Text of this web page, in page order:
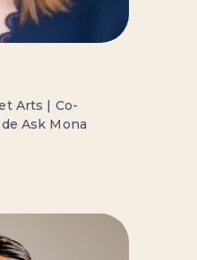
Arts | Co-
Ask Mona